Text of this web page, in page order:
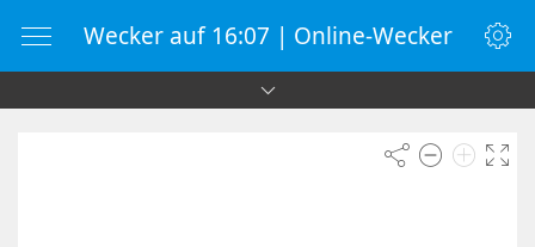
Wecker auf 16:07 | Online-Wecker